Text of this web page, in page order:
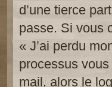
d’une tierce
passe. Si vous
« J’ai perdu
processus
mail, alors le